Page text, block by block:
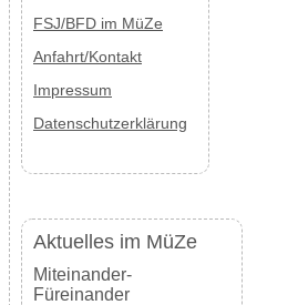
FSJ/BFD im MüZe
Anfahrt/Kontakt
Impressum
Datenschutzerklärung
Aktuelles im MüZe
Miteinander-
Füreinander